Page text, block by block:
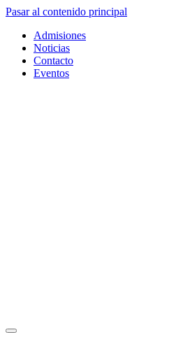
Pasar al contenido principal
Admisiones
Noticias
Contacto
Eventos